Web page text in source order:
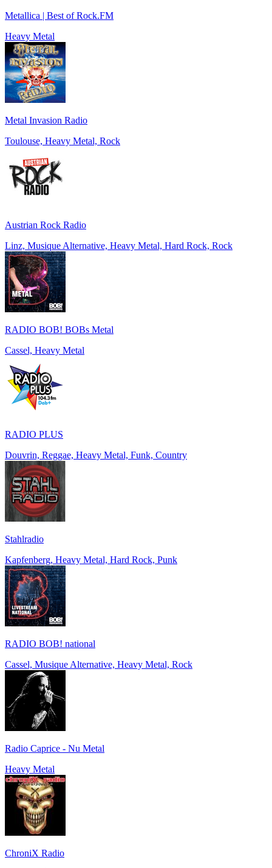
Metallica | Best of Rock.FM
Heavy Metal
Metal Invasion Radio
Toulouse, Heavy Metal, Rock
Austrian Rock Radio
Linz, Musique Alternative, Heavy Metal, Hard Rock, Rock
RADIO BOB! BOBs Metal
Cassel, Heavy Metal
RADIO PLUS
Douvrin, Reggae, Heavy Metal, Funk, Country
Stahlradio
Kapfenberg, Heavy Metal, Hard Rock, Punk
RADIO BOB! national
Cassel, Musique Alternative, Heavy Metal, Rock
Radio Caprice - Nu Metal
Heavy Metal
ChroniX Radio